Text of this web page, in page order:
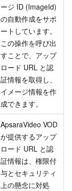
ージ ID (ImageId)
の自動作成をサポ
ートしています。
この操作を呼び出
すことで、アップ
ロード URL と認
証情報を取得し、
イメージ情報を作
成できます。
ApsaraVideo VOD
が提供するアップ
ロード URL と認
証情報は、権限付
与とセキュリティ
上の懸念に対処